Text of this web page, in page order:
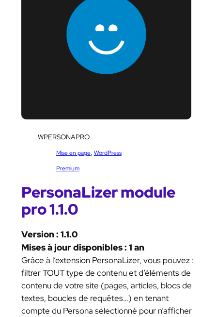
WPERSONAPRO
Mise en page, WordPress
Premium
PersonaLizer module
pro 1.1.0
Version : 1.1.0
Mises à jour disponibles : 1 an
Grâce à l’extension PersonaLizer, vous pouvez :
filtrer TOUT type de contenu et d’éléments de
contenu de votre site (pages, articles, blocs de
textes, boucles de requêtes…) en tenant
compte du Persona sélectionné pour n’afficher